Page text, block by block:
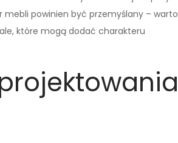
mebli powinien być przemyślany – warto
które mogą dodać charakteru